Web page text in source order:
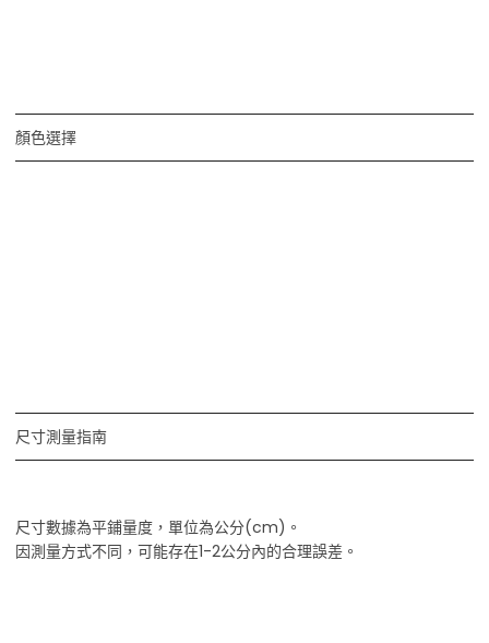
顏色選擇
尺寸測量指南
尺寸數據為平鋪量度，單位為公分(cm)。
因測量方式不同，可能存在1-2公分內的合理誤差。